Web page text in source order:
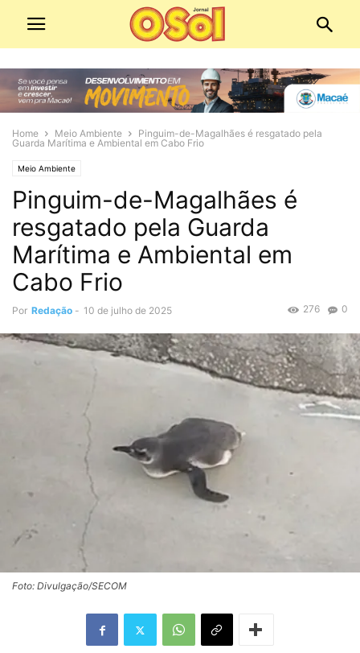
Home Meio Ambiente
Pinguim-de-Magalhães é resgatado pela
Guarda Marítima e Ambiental em Cabo Frio
Meio Ambiente
Pinguim-de-Magalhães é
resgatado pela Guarda
Marítima e Ambiental em
Cabo Frio
Por Redação - 10 de julho de 2025 0
276
Foto: Divulgação/SECOM